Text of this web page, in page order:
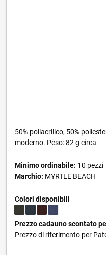
50% poliacrilico, 50%
moderno. Peso: 82 g circa
Minimo ordinabile: 10 pezzi
Marchio: MYRTLE BEACH
Colori disponibili
Prezzo cadauno scontato
Prezzo di riferimento per